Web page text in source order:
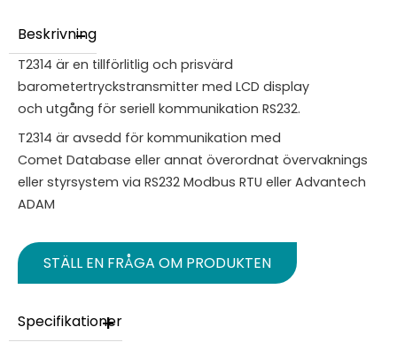
Beskrivning
T2314 är en tillförlitlig och prisvärd
barometertryckstransmitter med LCD display
och utgång för seriell kommunikation RS232.
T2314 är avsedd för kommunikation med
Comet Database eller annat överordnat övervaknings
eller styrsystem via RS232 Modbus RTU eller Advantech
ADAM
STÄLL EN FRÅGA OM PRODUKTEN
Specifikationer